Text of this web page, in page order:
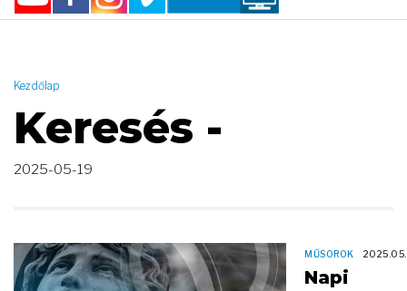
Kezdőlap
Keresés -
2025-05-19
MŰSOROK
Napi